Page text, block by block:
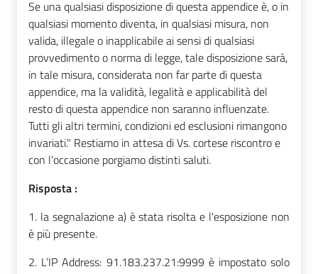
Se una qualsiasi disposizione di questa appendice è, o in
qualsiasi momento diventa, in qualsiasi misura, non
valida, illegale o inapplicabile ai sensi di qualsiasi
provvedimento o norma di legge, tale disposizione sarà,
in tale misura, considerata non far parte di questa
appendice, ma la validità, legalità e applicabilità del
resto di questa appendice non saranno influenzate.
Tutti gli altri termini, condizioni ed esclusioni rimangono
invariati." Restiamo in attesa di Vs. cortese riscontro e
con l’occasione porgiamo distinti saluti.
Risposta :
1. la segnalazione a) è stata risolta e l'esposizione non
è più presente.
2. L’IP Address: 91.183.237.21:9999 è impostato solo